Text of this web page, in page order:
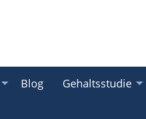
Blog Gehaltsstudie